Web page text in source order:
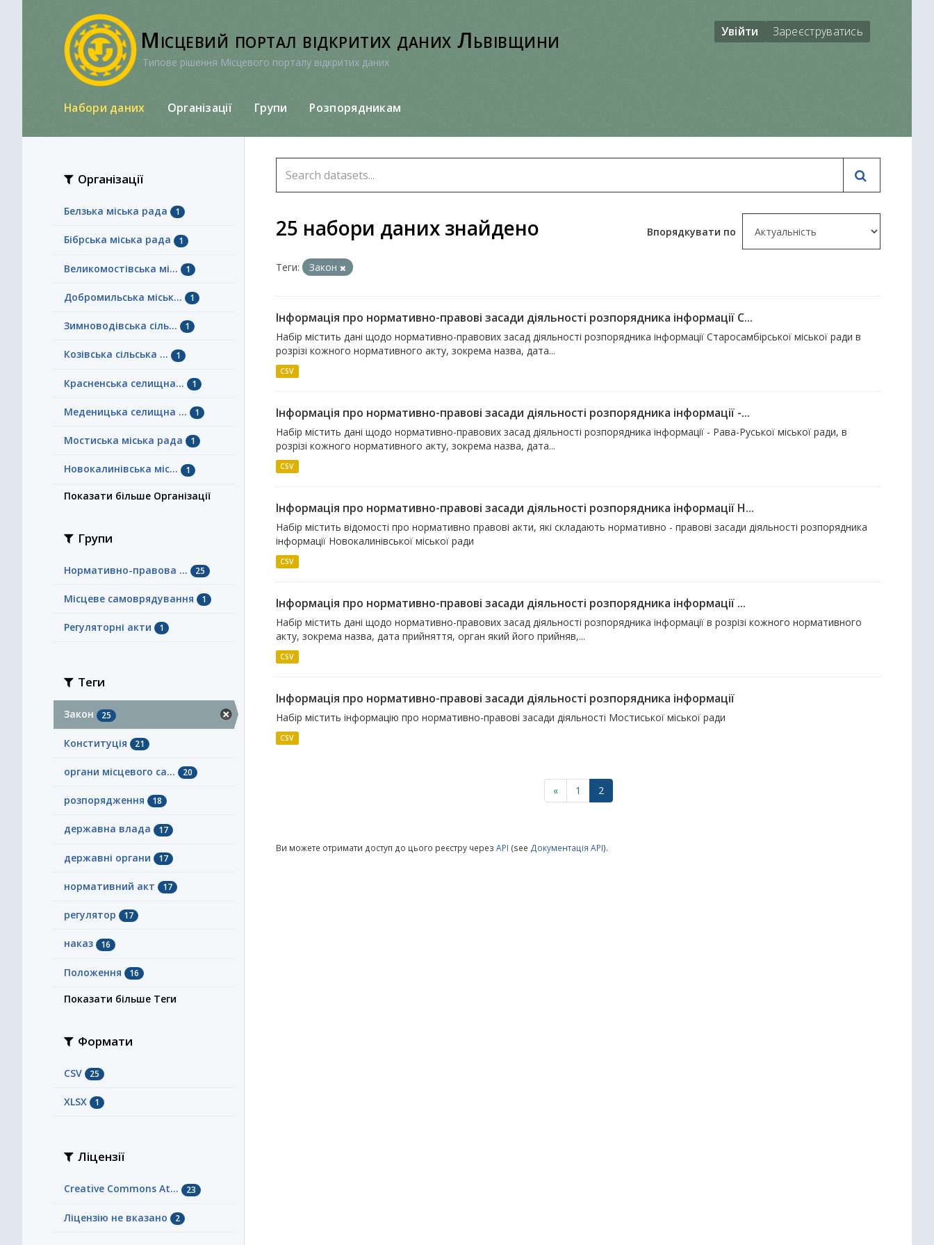
Місцевий портал відкритих даних Львівщини
Типове рішення Місцевого порталу відкритих даних
Увійти Зареєструватись
Набори даних Організації Групи Розпорядникам
Організації
Белзька міська рада 1
Бібрська міська рада 1
Великомостівська мі... 1
Добромильська міськ... 1
Зимноводівська сіль... 1
Козівська сільська ... 1
Красненська селищна... 1
Меденицька селищна ... 1
Мостиська міська рада 1
Новокалинівська міс... 1
Показати більше Організації
Групи
Нормативно-правова ... 25
Місцеве самоврядування 1
Регуляторні акти 1
Теги
Закон 25
Конституція 21
органи місцевого са... 20
розпорядження 18
державна влада 17
державні органи 17
нормативний акт 17
регулятор 17
наказ 16
Положення 16
Показати більше Теги
Формати
CSV 25
XLSX 1
Ліцензії
Creative Commons At... 23
Ліцензію не вказано 2
Впорядкувати по
25 набори даних знайдено
Теги: Закон
Інформація про нормативно-правові засади діяльності розпорядника інформації С...
Набір містить дані щодо нормативно-правових засад діяльності розпорядника інформації Старосамбірської міської ради в
розрізі кожного нормативного акту, зокрема назва, дата...
CSV
Інформація про нормативно-правові засади діяльності розпорядника інформації -...
Набір містить дані щодо нормативно-правових засад діяльності розпорядника інформації - Рава-Руської міської ради, в
розрізі кожного нормативного акту, зокрема назва, дата...
CSV
Інформація про нормативно-правові засади діяльності розпорядника інформації Н...
Набір містить відомості про нормативно правові акти, які складають нормативно - правові засади діяльності розпорядника
інформації Новокалинівської міської ради
CSV
Інформація про нормативно-правові засади діяльності розпорядника інформації ...
Набір містить дані щодо нормативно-правових засад діяльності розпорядника інформації в розрізі кожного нормативного
акту, зокрема назва, дата прийняття, орган який його прийняв,...
CSV
Інформація про нормативно-правові засади діяльності розпорядника інформації
Набір містить інформацію про нормативно-правові засади діяльності Мостиської міської ради
CSV
« 1 2
Ви можете отримати доступ до цього реєстру через API (see Документація API).